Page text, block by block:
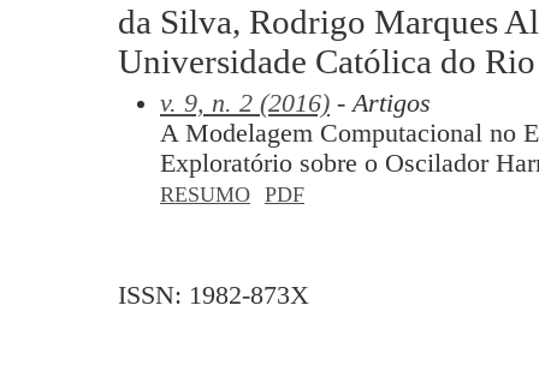
da Silva, Rodrigo Marques
Universidade Católica do
v. 9, n. 2 (2016) - Artigos
A Modelagem Computacional no
Exploratório sobre o Oscilador
RESUMO PDF
ISSN: 1982-873X